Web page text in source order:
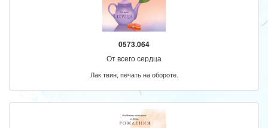
0573.064
От всего сердца
Лак твин, печать на обороте.